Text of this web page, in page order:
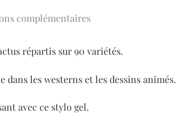
complémentaires
répartis sur 90 variétés.
dans les westerns et les dessins animés.
avec ce stylo gel.